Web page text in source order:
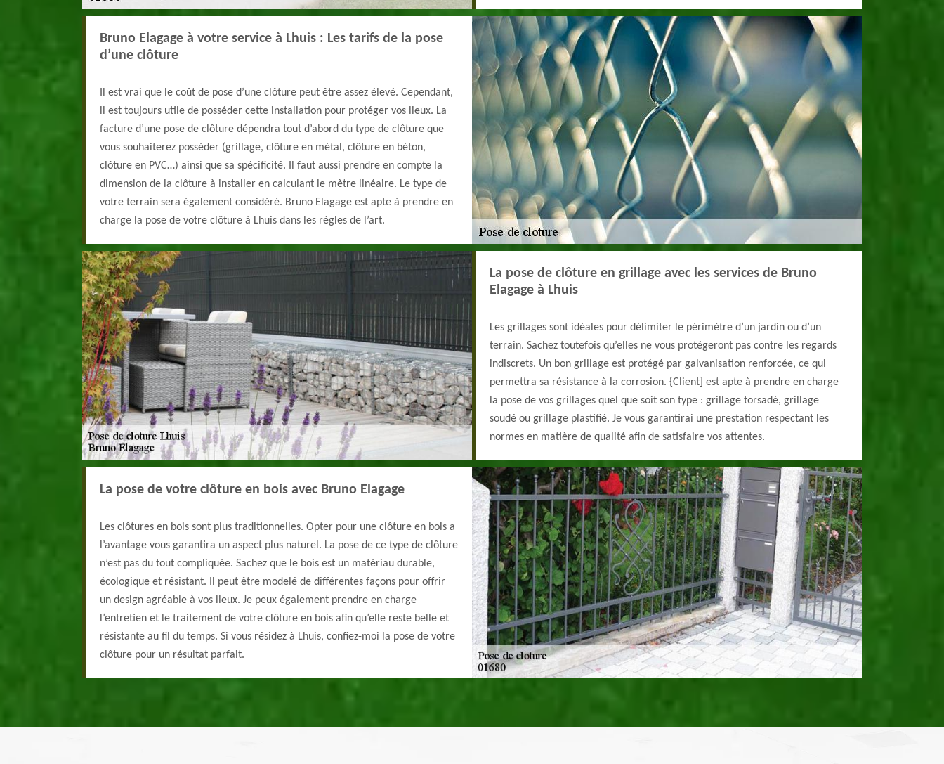
Bruno Elagage à votre service à Lhuis : Les tarifs de la pose
d’une clôture
Il est vrai que le coût de pose d’une clôture peut être assez élevé. Cependant,
il est toujours utile de posséder cette installation pour protéger vos lieux. La
facture d’une pose de clôture dépendra tout d’abord du type de clôture que
vous souhaiterez posséder (grillage, clôture en métal, clôture en béton,
clôture en PVC…) ainsi que sa spécificité. Il faut aussi prendre en compte la
dimension de la clôture à installer en calculant le mètre linéaire. Le type de
votre terrain sera également considéré. Bruno Elagage est apte à prendre en
charge la pose de votre clôture à Lhuis dans les règles de l’art.
La pose de clôture en grillage avec les services de Bruno
Elagage à Lhuis
Les grillages sont idéales pour délimiter le périmètre d’un jardin ou d’un
terrain. Sachez toutefois qu’elles ne vous protégeront pas contre les regards
indiscrets. Un bon grillage est protégé par galvanisation renforcée, ce qui
permettra sa résistance à la corrosion. {Client] est apte à prendre en charge
la pose de vos grillages quel que soit son type : grillage torsadé, grillage
soudé ou grillage plastifié. Je vous garantirai une prestation respectant les
normes en matière de qualité afin de satisfaire vos attentes.
La pose de votre clôture en bois avec Bruno Elagage
Les clôtures en bois sont plus traditionnelles. Opter pour une clôture en bois a
l’avantage vous garantira un aspect plus naturel. La pose de ce type de clôture
n’est pas du tout compliquée. Sachez que le bois est un matériau durable,
écologique et résistant. Il peut être modelé de différentes façons pour offrir
un design agréable à vos lieux. Je peux également prendre en charge
l’entretien et le traitement de votre clôture en bois afin qu’elle reste belle et
résistante au fil du temps. Si vous résidez à Lhuis, confiez-moi la pose de votre
clôture pour un résultat parfait.